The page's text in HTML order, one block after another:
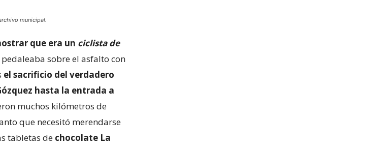
municipal.
que era un ciclista de
sobre el asfalto con
el sacrificio del verdadero
hasta la entrada a
muchos kilómetros de
que necesitó merendarse
tabletas de chocolate La